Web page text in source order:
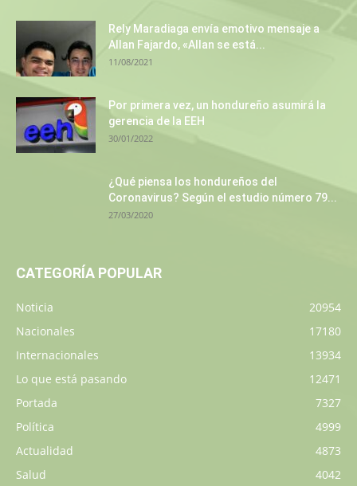
Rely Maradiaga envía emotivo mensaje a
Allan Fajardo, «Allan se está...
11/08/2021
Por primera vez, un hondureño asumirá la
gerencia de la EEH
30/01/2022
¿Qué piensa los hondureños del
Coronavirus? Según el estudio número 79...
27/03/2020
CATEGORÍA POPULAR
Noticia
20954
Nacionales
17180
Internacionales
13934
Lo que está pasando
12471
Portada
7327
Política
4999
Actualidad
4873
Salud
4042